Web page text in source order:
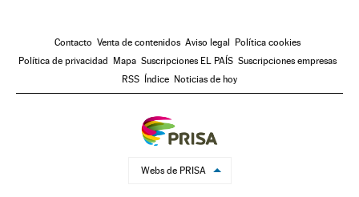
Contacto Venta de contenidos Aviso legal
Política cookies
Política de privacidad
Mapa Suscripciones EL PAÍS Suscripciones empresas
RSS
Índice Noticias de hoy
Webs de PRISA